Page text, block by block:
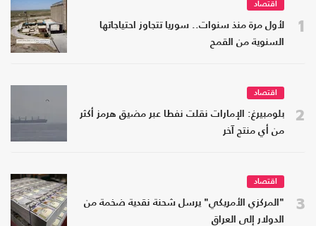
1
اقتصاد
لأول مرة منذ سنوات.. سوريا تتجاوز احتياجاتها
السنوية من القمح
2
اقتصاد
بلومبيرغ: الإمارات نقلت نفطا عبر مضيق هرمز أكثر
من أي منتج آخر
3
اقتصاد
"المركزي الأمريكي" يرسل شحنة نقدية ضخمة من
الدولار إلى العراق